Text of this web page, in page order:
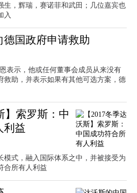
生，辉瑞，赛诺菲和武田；几位嘉宾也
入
德国政府申请救助
表示，他或任何董事会成员从来没有
救助，并表示如果有其他可选方案，德
】索罗斯：中
利益
模式，融入国际体系之中，并被接受为
合所有人利益